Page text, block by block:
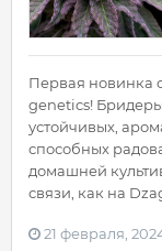
Первая новинка
genetics!
устойчивых,
способных
домашней
связи, как на
21 февраля,